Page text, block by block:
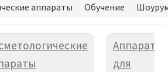
аппараты Обучение
Аппараты
для